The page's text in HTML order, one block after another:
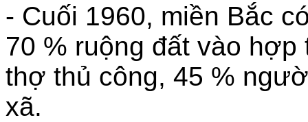
- Cuối 1960, miền Bắc
70 % ruộng đất vào
thợ thủ công, 45 %
xã.